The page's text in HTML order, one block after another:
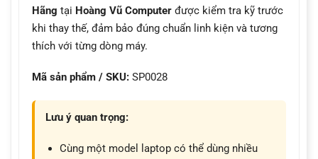
Hãng tại Hoàng Vũ Computer được kiểm tra kỹ trước
khi thay thế, đảm bảo đúng chuẩn linh kiện và tương
thích với từng dòng máy.
Mã sản phẩm / SKU: SP0028
Lưu ý quan trọng:
Cùng một model laptop có thể dùng nhiều